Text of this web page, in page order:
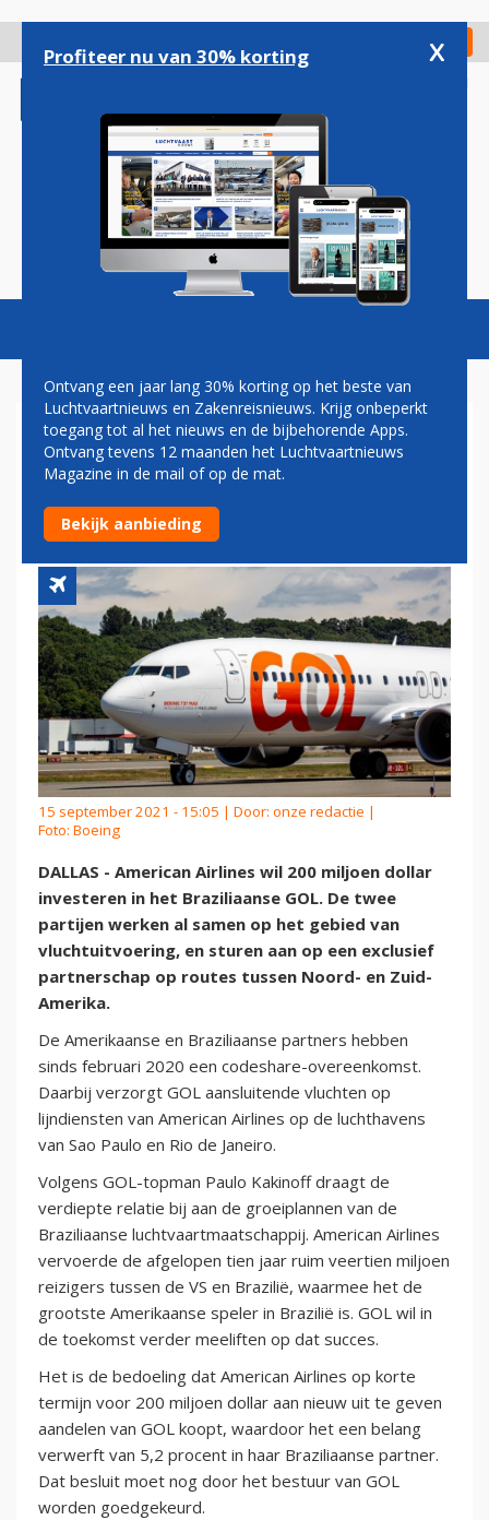
gaan
Check in
Magazine Podcasts Vacatures
AMERICAN AIRLINES
INVESTEERT 200 MILJOEN
DOLLAR IN GOL
15 september 2021 - 15:05 | Door: onze redactie |
Foto: Boeing
DALLAS - American Airlines wil 200 miljoen dollar
investeren in het Braziliaanse GOL. De twee
partijen werken al samen op het gebied van
vluchtuitvoering, en sturen aan op een exclusief
partnerschap op routes tussen Noord- en Zuid-
Amerika.
De Amerikaanse en Braziliaanse partners hebben
sinds februari 2020 een codeshare-overeenkomst.
Daarbij verzorgt GOL aansluitende vluchten op
lijndiensten van American Airlines op de luchthavens
van Sao Paulo en Rio de Janeiro.
Volgens GOL-topman Paulo Kakinoff draagt de
verdiepte relatie bij aan de groeiplannen van de
Braziliaanse luchtvaartmaatschappij. American Airlines
vervoerde de afgelopen tien jaar ruim veertien miljoen
reizigers tussen de VS en Brazilië, waarmee het de
grootste Amerikaanse speler in Brazilië is. GOL wil in
de toekomst verder meeliften op dat succes.
Het is de bedoeling dat American Airlines op korte
termijn voor 200 miljoen dollar aan nieuw uit te geven
aandelen van GOL koopt, waardoor het een belang
verwerft van 5,2 procent in haar Braziliaanse partner.
Dat besluit moet nog door het bestuur van GOL
worden goedgekeurd.
Profiteer nu van 30% korting x
Ontvang een jaar lang 30% korting op het beste van
Luchtvaartnieuws en Zakenreisnieuws. Krijg onbeperkt
toegang tot al het nieuws en de bijbehorende Apps.
Ontvang tevens 12 maanden het Luchtvaartnieuws
Magazine in de mail of op de mat.
Bekijk aanbieding